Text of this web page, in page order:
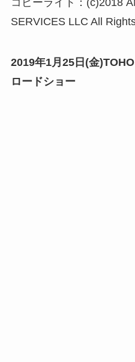
コピーライト：(c)2018
SERVICES LLC All
2019年1月25日(金
ロードショー